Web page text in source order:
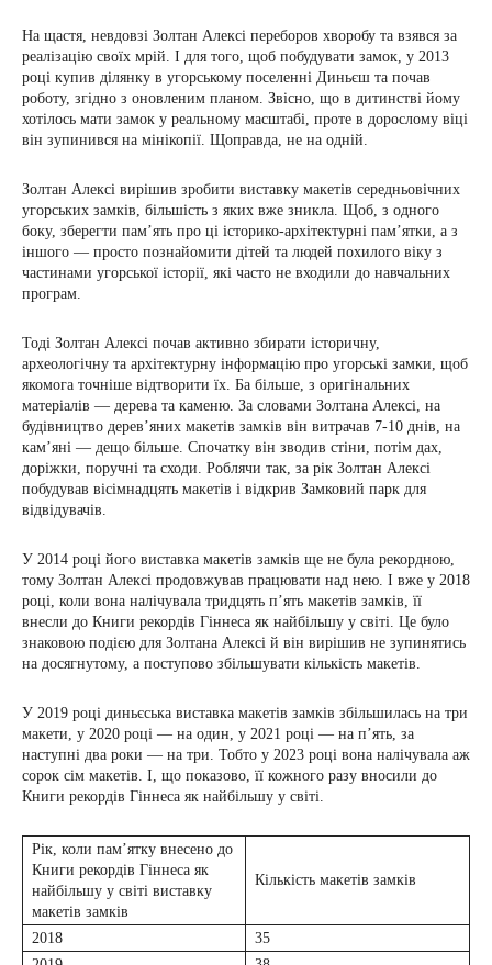
На щастя, невдовзі Золтан Алексі переборов хворобу та взявся за
реалізацію своїх мрій. І для того, щоб побудувати замок, у 2013
році купив ділянку в угорському поселенні Диньєш та почав
роботу, згідно з оновленим планом. Звісно, що в дитинстві йому
хотілось мати замок у реальному масштабі, проте в дорослому віці
він зупинився на мінікопії. Щоправда, не на одній.
Золтан Алексі вирішив зробити виставку макетів середньовічних
угорських замків, більшість з яких вже зникла. Щоб, з одного
боку, зберегти пам’ять про ці історико-архітектурні пам’ятки, а з
іншого — просто познайомити дітей та людей похилого віку з
частинами угорської історії, які часто не входили до навчальних
програм.
Тоді Золтан Алексі почав активно збирати історичну,
археологічну та архітектурну інформацію про угорські замки, щоб
якомога точніше відтворити їх. Ба більше, з оригінальних
матеріалів — дерева та каменю. За словами Золтана Алексі, на
будівництво дерев’яних макетів замків він витрачав 7-10 днів, на
кам’яні — дещо більше. Спочатку він зводив стіни, потім дах,
доріжки, поручні та сходи. Роблячи так, за рік Золтан Алексі
побудував вісімнадцять макетів і відкрив Замковий парк для
відвідувачів.
У 2014 році його виставка макетів замків ще не була рекордною,
тому Золтан Алексі продовжував працювати над нею. І вже у 2018
році, коли вона налічувала тридцять п’ять макетів замків, її
внесли до Книги рекордів Гіннеса як найбільшу у світі. Це було
знаковою подією для Золтана Алексі й він вирішив не зупинятись
на досягнутому, а поступово збільшувати кількість макетів.
У 2019 році диньєська виставка макетів замків збільшилась на три
макети, у 2020 році — на один, у 2021 році — на п’ять, за
наступні два роки — на три. Тобто у 2023 році вона налічувала аж
сорок сім макетів. І, що показово, її кожного разу вносили до
Книги рекордів Гіннеса як найбільшу у світі.
Рік, коли пам’ятку внесено до
Книги рекордів Гіннеса як
найбільшу у світі виставку
макетів замків
Кількість макетів замків
2018
35